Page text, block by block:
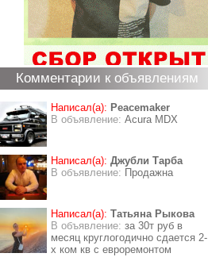
Комментарии к объявлениям
Написал(а): Peacemaker
В объявление: Acura MDX
Написал(а): Джубли Тарба
В объявление: Продажна
Написал(а): Татьяна Рыкова
В объявление: за 30т руб в
месяц круглогодично сдается 2-
х ком кв с евроремонтом